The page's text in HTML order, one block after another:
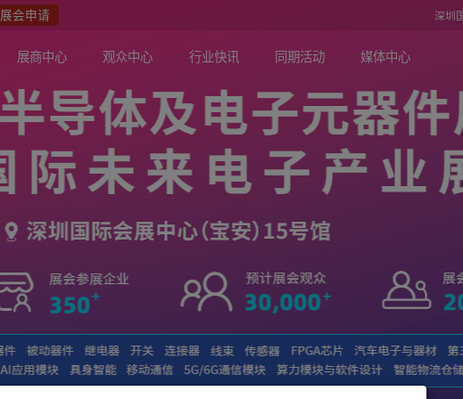
报名
于展会 展商中心 观众中心 行业快讯 同期活动